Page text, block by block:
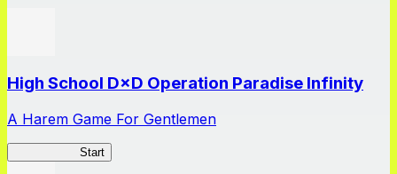
High School D×D Operation Paradise Infinity
A Harem Game For Gentlemen
Start